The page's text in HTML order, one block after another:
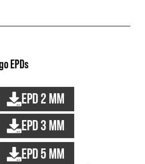
EPDs
EPD 2 mm
EPD 3 mm
EPD 5 mm